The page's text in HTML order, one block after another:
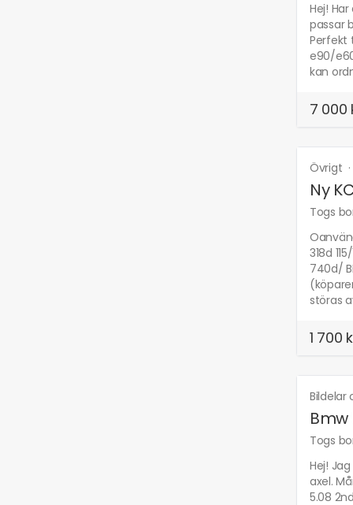
Hej!
passar
Perfekt
e90/
kan
7 000
Övrigt ·
Ny
Togs
318d
740d/
störas
1 700
Bildelar
Bmw
Togs
Hej!
axel.
5.08